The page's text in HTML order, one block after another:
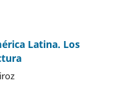
Latina. Los